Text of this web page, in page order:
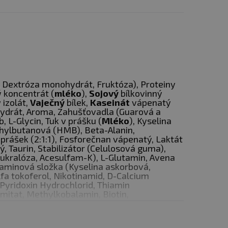
a nechte chvilku odstát.
monohydrát, Fruktóza), Proteiny
(mléko), Sojovýbílkovinný
Vaječnýbílek, Kaseinát vápenatý
Aroma, Zahušťovadla (Guarová a
L-Glycin, Tuk v prášku (Mléko), Kyselina
(HMB), Beta-Alanin,
(2:1:1), Fosforečnan vápenatý, Laktát
Taurin, Stabilizátor (Celulosová guma),
Acesulfam-K), L-Glutamin, Avena
složka (Kyselina askorbová,
tokoferol, Nikotinamid, D-Calcium
Hydrochlorid, Thiamin
Methylkobalamin, Biotin,
peptid (
bisglycinát Tolerase™L (pH-stabilní